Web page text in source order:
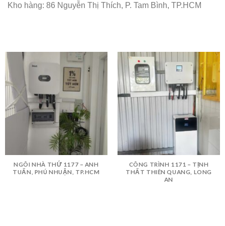
Kho hàng: 86 Nguyễn Thị Thích, P. Tam Bình, TP.HCM
NGÔI NHÀ THỨ 1177 – ANH
TUẤN, PHÚ NHUẬN, TP.HCM
CÔNG TRÌNH 1171 – TỊNH
THẤT THIÊN QUANG, LONG
AN